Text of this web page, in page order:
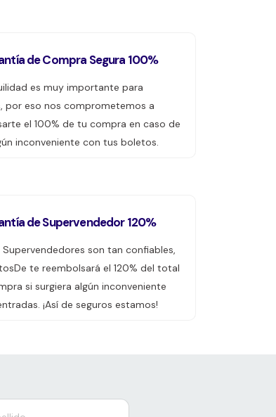
de Compra Segura 100%
es muy importante para
por eso nos comprometemos a
el 100% de tu compra en caso de
inconveniente con tus boletos.
de Supervendedor 120%
Supervendedores son tan confiables,
te reembolsará el 120% del total
si surgiera algún inconveniente
¡Así de seguros estamos!